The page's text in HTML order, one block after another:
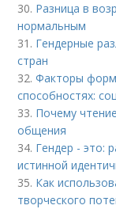
30. Разница в
нормальным
31. Гендерные
стран
32.Факторы
способностях:
33. Почему
общения
34. Гендер - это:
истинной
35. Как
творческого